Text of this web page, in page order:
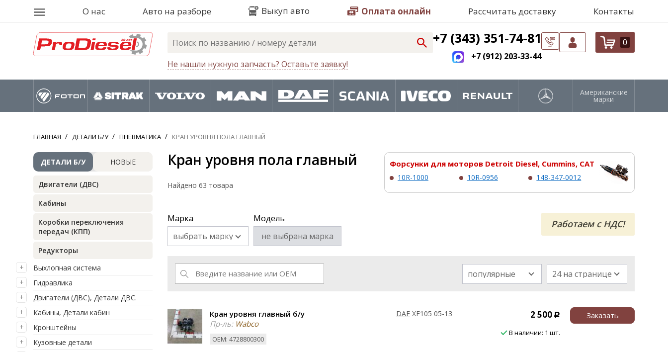
О нас Авто на разборе Выкуп авто Оплата онлайн Рассчитать доставку Контакты
Не нашли нужную запчасть? Оставьте заявку!
+7 (343) 351-74-81
+7 (912) 203-33-44
0
Американские
марки
ГЛАВНАЯ ДЕТАЛИ Б/У ПНЕВМАТИКА КРАН УРОВНЯ ПОЛА ГЛАВНЫЙ
ДЕТАЛИ Б/У НОВЫЕ
Двигатели (ДВС)
Кабины
Коробки переключения
передач (КПП)
Редукторы
Выхлопная система
Гидравлика
Двигатели (ДВС), Детали ДВС.
Кабины, Детали кабин
Кронштейны
Кузовные детали
Кран уровня пола главный
Найдено 63 товара
Форсунки для моторов Detroit Diesel, Cummins, CAT
10R-1000 10R-0956 148-347-0012
Марка
выбрать марку
Модель
не выбрана марка
Работаем с НДС!
популярные 24 на странице
Кран уровня главный б/у
Пр-ль:Wabco
ОЕМ: 4728800300
DAF XF105 05-13 2 500 Р
В наличии: 1 шт.
Заказать